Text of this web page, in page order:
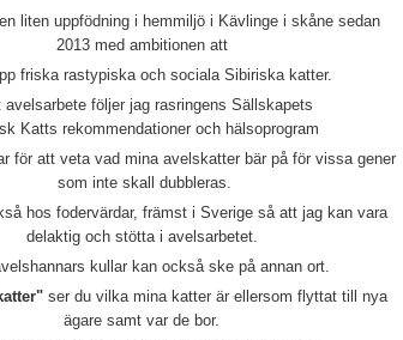
liten uppfödning i hemmiljö i Kävlinge i skåne sedan
2013 med ambitionen att
friska rastypiska och sociala Sibiriska katter.
avelsarbete följer jag rasringens Sällskapets
Katts rekommendationer och hälsoprogram
för att veta vad mina avelskatter bär på för vissa gener
som inte skall dubbleras.
hos fodervärdar, främst i Sverige så att jag kan vara
delaktig och stötta i avelsarbetet.
kullar kan också ske på annan ort.
ser du vilka mina katter är ellersom flyttat till nya
ägare samt var de bor.